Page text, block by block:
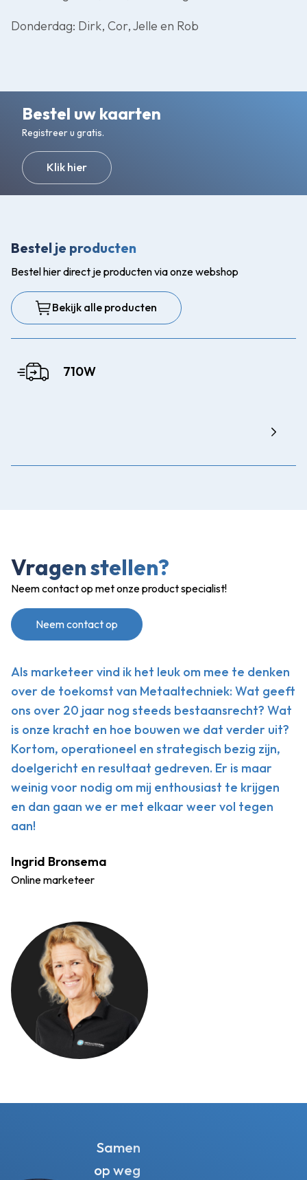
Donderdag: Dirk, Cor, Jelle en Rob
Bestel uw kaarten
Registreer u gratis.
Klik hier
Bestel je producten
Bestel hier direct je producten via onze webshop
Bekijk alle producten
710W
Vragen stellen?
Neem contact op met onze product specialist!
Neem contact op
Als marketeer vind ik het leuk om mee te denken
over de toekomst van Metaaltechniek: Wat geeft
ons over 20 jaar nog steeds bestaansrecht? Wat
is onze kracht en hoe bouwen we dat verder uit?
Kortom, operationeel en strategisch bezig zijn,
doelgericht en resultaat gedreven. Er is maar
weinig voor nodig om mij enthousiast te krijgen
en dan gaan we er met elkaar weer vol tegen
aan!
Ingrid Bronsema
Online marketeer
Samen
op weg